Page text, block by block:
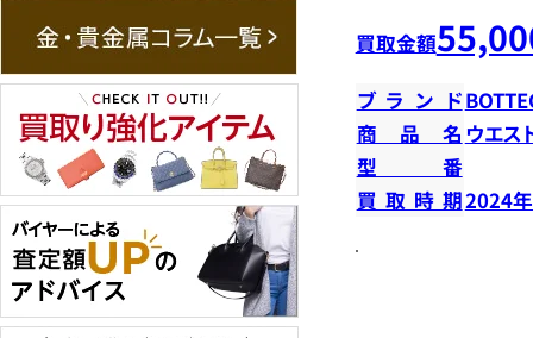
買取金額
ブランド
商品名 ウエス
型番
買取時期2024